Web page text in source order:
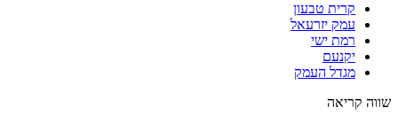
קרית טבעון
עמק יזרעאל
רמת ישי
יקנעם
מגדל העמק
שווה קריאה